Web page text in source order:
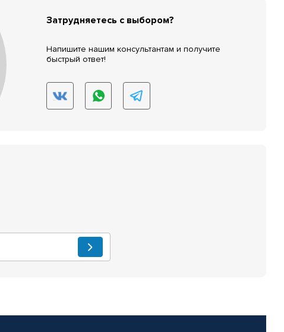
Затрудняетесь с выбором?
Напишите нашим консультантам и получите
быстрый ответ!